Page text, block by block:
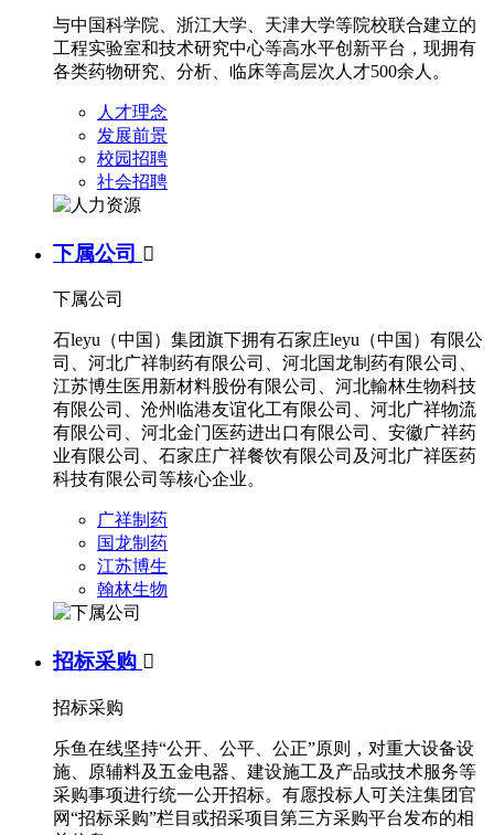
与中国科学院、浙江大学、天津大学等院校联合建立的
工程实验室和技术研究中心等高水平创新平台，现拥有
各类药物研究、分析、临床等高层次人才500余人。
人才理念
发展前景
校园招聘
社会招聘
下属公司 
下属公司
石leyu（中国）集团旗下拥有石家庄leyu（中国）有限公
司、河北广祥制药有限公司、河北国龙制药有限公司、
江苏博生医用新材料股份有限公司、河北輸林生物科技
有限公司、沧州临港友谊化工有限公司、河北广祥物流
有限公司、河北金门医药进出口有限公司、安徽广祥药
业有限公司、石家庄广祥餐饮有限公司及河北广祥医药
科技有限公司等核心企业。
广祥制药
国龙制药
江苏博生
翰林生物
招标采购 
招标采购
乐鱼在线坚持“公开、公平、公正”原则，对重大设备设
施、原辅料及五金电器、建设施工及产品或技术服务等
采购事项进行统一公开招标。有愿投标人可关注集团官
网“招标采购”栏目或招采项目第三方采购平台发布的相